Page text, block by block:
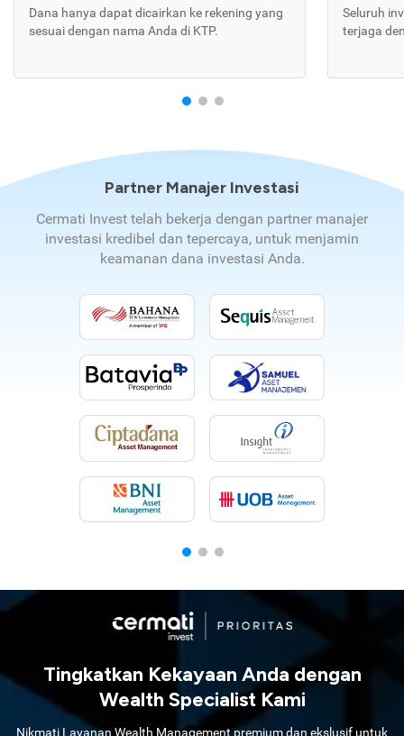
Dana hanya dapat dicairkan ke rekening yang
sesuai dengan nama Anda di KTP.
Seluruh
terjaga
Partner Manajer Investasi
Cermati Invest telah bekerja dengan partner manajer
investasi kredibel dan tepercaya, untuk menjamin
keamanan dana investasi Anda.
Tingkatkan Kekayaan Anda dengan
Wealth Specialist Kami
Nikmati Layanan Wealth Management premium dan ekslusif untuk